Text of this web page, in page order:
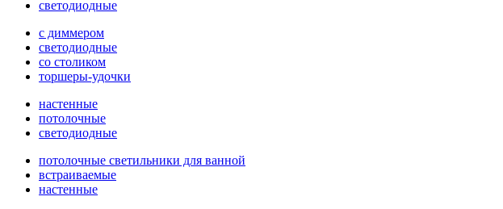
светодиодные
с диммером
светодиодные
со столиком
торшеры-удочки
настенные
потолочные
светодиодные
потолочные светильники для ванной
встраиваемые
настенные